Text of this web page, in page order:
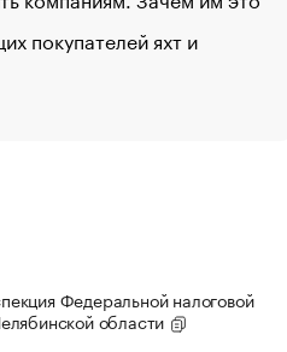
покупателей яхт и
Федеральной налоговой
области